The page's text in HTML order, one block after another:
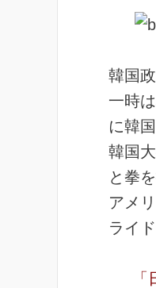
韓国
一時
に韓
韓国
と拳
アメ
ライ